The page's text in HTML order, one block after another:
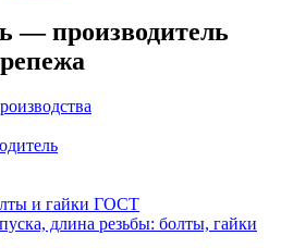
— производитель
и гайки ГОСТ
длина резьбы: болты, гайки